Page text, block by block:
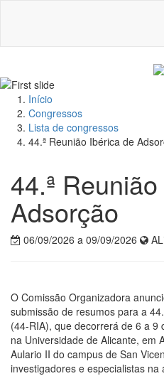
Início
Congressos
Lista de congressos
44.ª Reunião Ibérica de
44.ª
Adsorção
06/09/2026 a 09/09/2026
O Comissão Organizadora
submissão de resumos para a
(44-RIA), que decorrerá de 6 a 9
na Universidade de Alicante, em
Aulario II do campus de San
investigadores e especialistas na